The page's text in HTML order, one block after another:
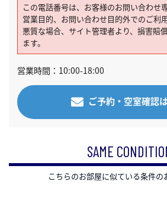
この電話番号は、お客様のお問い合わせ
営業目的、お問い合わせ目的外でのご利
悪質な場合、サイト管理者より、損害賠
ます。
営業時間：10:00-18:00
ご予約・空室確認
SAME
こちらのお部屋に似ている条件の